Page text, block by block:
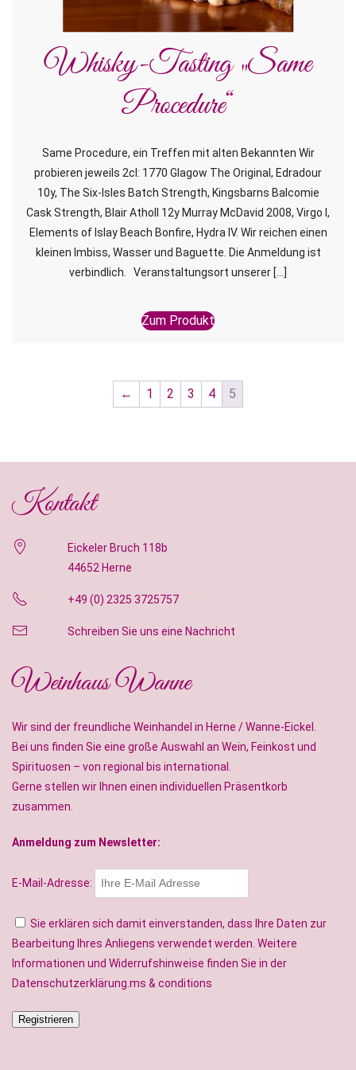
Whisky-Tasting „Same
Procedure“
Same Procedure, ein Treffen mit alten Bekannten Wir
probieren jeweils 2cl: 1770 Glagow The Original, Edradour
10y, The Six-Isles Batch Strength, Kingsbarns Balcomie
Cask Strength, Blair Atholl 12y Murray McDavid 2008, Virgo I,
Elements of Islay Beach Bonfire, Hydra IV. Wir reichen einen
kleinen Imbiss, Wasser und Baguette. Die Anmeldung ist
verbindlich. Veranstaltungsort unserer […]
Zum Produkt
← 1 2 3 4 5
Kontakt
Eickeler Bruch 118b
44652 Herne
+49 (0) 2325 3725757
Schreiben Sie uns eine Nachricht
Weinhaus Wanne
Wir sind der freundliche Weinhandel in Herne / Wanne-Eickel.
Bei uns finden Sie eine große Auswahl an Wein, Feinkost und
Spirituosen – von regional bis international.
Gerne stellen wir Ihnen einen individuellen Präsentkorb
zusammen.
Anmeldung zum Newsletter:
E-Mail-Adresse:
Sie erklären sich damit einverstanden, dass Ihre Daten zur
Bearbeitung Ihres Anliegens verwendet werden. Weitere
Informationen und Widerrufshinweise finden Sie in der
Datenschutzerklärung.ms & conditions